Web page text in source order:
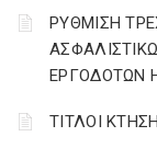
ΡΥΘΜΙΣΗ
ΕΡΓΟΔΟΤΩΝ
ΤΙΤΛΟΙ